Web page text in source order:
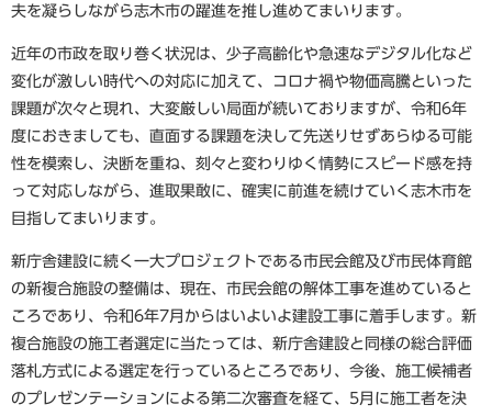
夫を凝らしながら志木市の躍進を推し進めてまいります。
近年の市政を取り巻く状況は、少子高齢化や急速なデジタル化など
変化が激しい時代への対応に加えて、コロナ禍や物価高騰といった
課題が次々と現れ、大変厳しい局面が続いておりますが、令和6年
度におきましても、直面する課題を決して先送りせずあらゆる可能
性を模索し、決断を重ね、刻々と変わりゆく情勢にスピード感を持
って対応しながら、進取果敢に、確実に前進を続けていく志木市を
目指してまいります。
新庁舎建設に続く一大プロジェクトである市民会館及び市民体育館
の新複合施設の整備は、現在、市民会館の解体工事を進めていると
ころであり、令和6年7月からはいよいよ建設工事に着手します。新
複合施設の施工者選定に当たっては、新庁舎建設と同様の総合評価
落札方式による選定を行っているところであり、今後、施工候補者
のプレゼンテーションによる第二次審査を経て、5月に施工者を決